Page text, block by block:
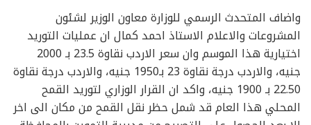
واضاف المتحدث الرسمي للوزارة معاون الوزير لشئون
المشروعات والاعلام الاستاذ احمد كمال ان عمليات التوريد
اختيارية هذا الموسم وان سعر الاردب نقاوة 23.5 بـ 2000
جنيه، والاردب درجة نقاوة 23 بـ1950 جنيه، والاردب درجة نقاوة
22.50 بـ 1900 جنيه، واكد ان القرار الوزاري لتوريد القمح
المحلي هذا العام قد شمل حظر نقل القمح من مكان الى اخر